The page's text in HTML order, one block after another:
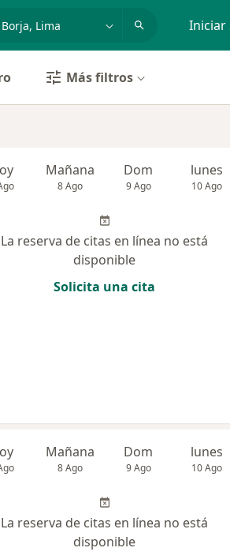
Iniciar
Más filtros
Mañana
8 Ago
Dom
9 Ago
lunes
10 Ago
La reserva de citas en línea no está
disponible
Solicita una cita
Mañana
8 Ago
Dom
9 Ago
lunes
10 Ago
La reserva de citas en línea no está
disponible